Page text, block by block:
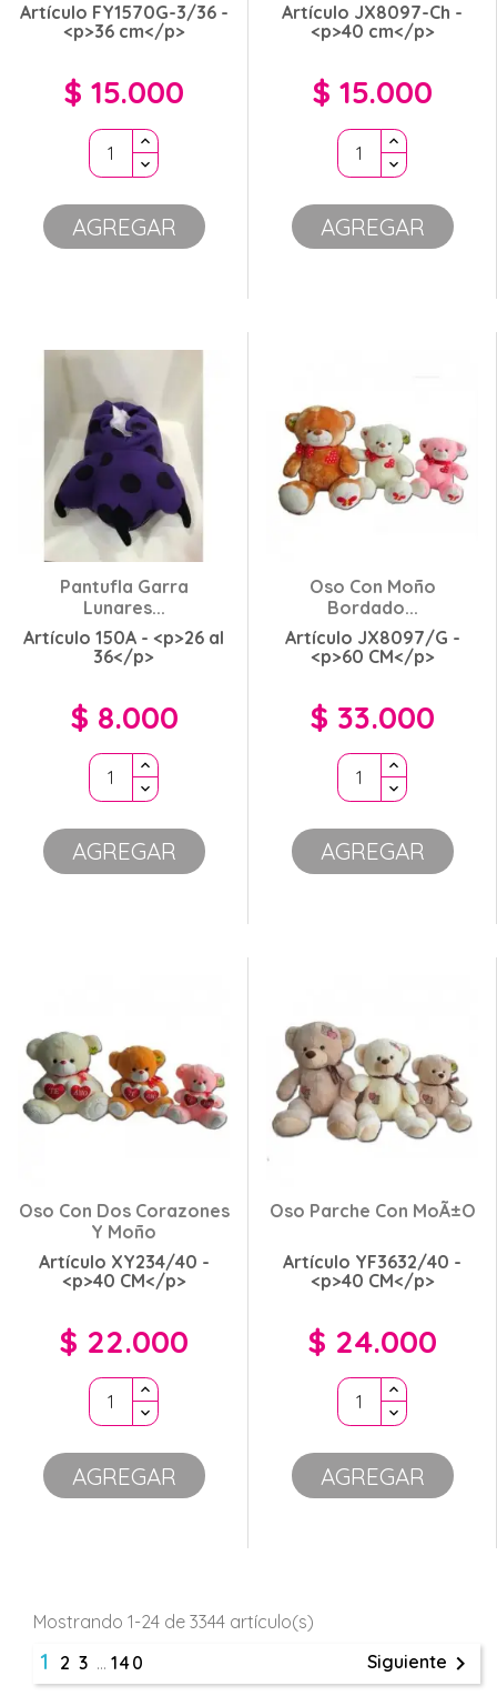
Artículo FY1570G-3/36 -
<p>36 cm</p>
Precio
$ 15.000
AGREGAR
Artículo JX8097-Ch -
<p>40 cm</p>
Precio
$ 15.000
AGREGAR
Pantufla Garra
Lunares...
Artículo 150A - <p>26 al
36</p>
Precio
$ 8.000
AGREGAR
Oso Con Moño
Bordado...
Artículo JX8097/G -
<p>60 CM</p>
Precio
$ 33.000
AGREGAR
Oso Con Dos Corazones
Y Moño
Artículo XY234/40 -
<p>40 CM</p>
Precio
$ 22.000
AGREGAR
Oso Parche Con MoÃ±o
Artículo YF3632/40 -
<p>40 CM</p>
Precio
$ 24.000
AGREGAR
Mostrando 1-24 de 3344 artículo(s)
1 2 3 … 140 Siguiente 